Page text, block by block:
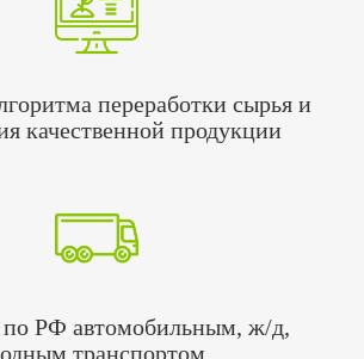
переработки сырья и
качественной продукции
по РФ автомобильным, ж/д,
транспортом